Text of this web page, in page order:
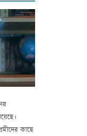
কাছে